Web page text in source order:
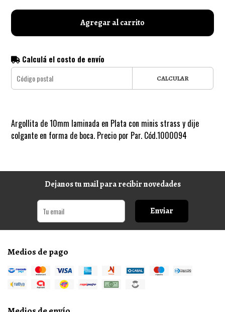
Agregar al carrito
Calculá el costo de envío
CALCULAR
Argollita de 10mm laminada en Plata con minis strass y dije
colgante en forma de boca. Precio por Par. Cód.1000094
Dejanos tu mail para recibir novedades
Enviar
Medios de pago